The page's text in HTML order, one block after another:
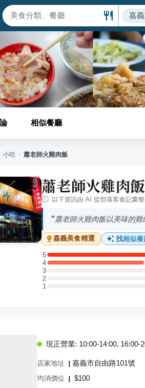
嘉
相似餐廳
小吃 › 蕭老師火雞肉飯
蕭老師火雞肉飯
以下資訊由 AI 從部落客食記彙
蕭老師火雞肉飯以美味的
嘉義美食精選 找相似餐
5
5 星：8 則評論
4
4 星：5 則評論
3
3 星：0 則評論
2
2 星：0 則評論
11 星：0 則評論
現正營業: 10:00-14:00, 16:00-
店家地址 | 嘉義市自由路101號
均消價位 | $100